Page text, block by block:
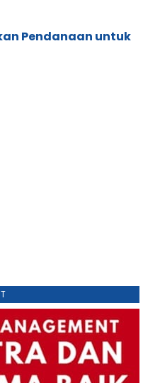
Pendanaan untuk